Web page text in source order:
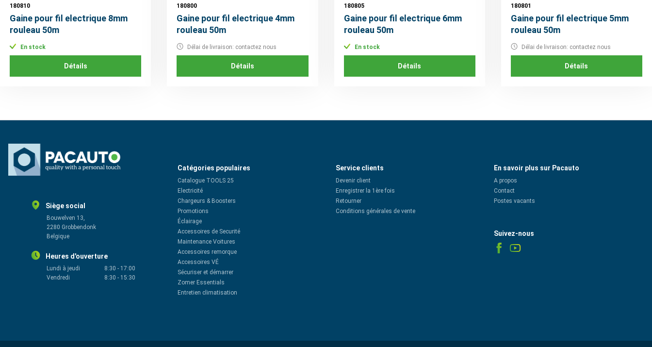
180810
Gaine pour fil electrique 8mm
rouleau 50m
En stock
Détails
180800
Gaine pour fil electrique 4mm
rouleau 50m
Délai de livraison: contactez nous
Détails
180805
Gaine pour fil electrique 6mm
rouleau 50m
En stock
Détails
180801
Gaine pour fil electrique 5mm
rouleau 50m
Délai de livraison: contactez nous
Détails
Siège social
Bouwelven 13,
2280 Grobbendonk
Belgique
Heures d'ouverture
Lundi à jeudi 8:30 - 17:00
Vendredi
8:30 - 15:30
Catégories populaires
Catalogue TOOLS 25
Electricité
Chargeurs & Boosters
Promotions
Éclairage
Accessoires de Securité
Maintenance Voitures
Accessoires remorque
Accessoires VÉ
Sécuriser et démarrer
Zomer Essentials
Entretien climatisation
Service clients
Devenir client
Enregistrer la 1ère fois
Retourner
Conditions générales de vente
En savoir plus sur Pacauto
A propos
Contact
Postes vacants
Suivez-nous